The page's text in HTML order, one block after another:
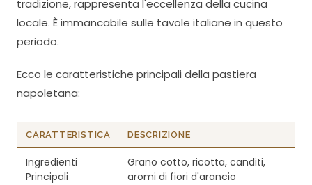
tradizione, rappresenta l'eccellenza della cucina
locale. È immancabile sulle tavole italiane in questo
periodo.
Ecco le caratteristiche principali della pastiera
napoletana:
CARATTERISTICA DESCRIZIONE
Ingredienti
Principali
Grano cotto, ricotta, canditi,
aromi di fiori d'arancio